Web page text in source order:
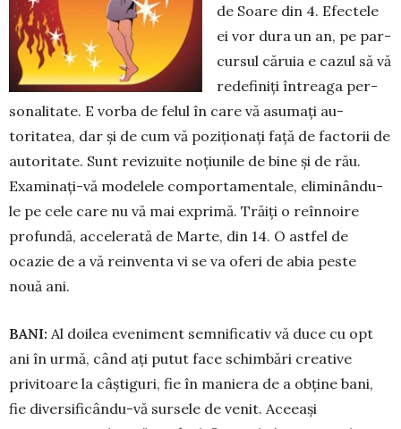
de Soare din 4. Efectele
ei vor dura un an, pe par­
cursul căruia e cazul să vă
redefiniți întreaga per­
sonalitate. E vorba de felul în care vă asumați au­
toritatea, dar și de cum vă poziționați față de factorii de
autoritate. Sunt revizuite noțiunile de bine și de rău.
Examinați-vă modelele comporta­mentale, eliminându-
le pe cele care nu vă mai exprimă. Trăiți o reînnoire
profundă, accelerată de Marte, din 14. O astfel de
ocazie de a vă rein­venta vi se va oferi de abia peste
nouă ani.
BANI: Al doilea eveniment semnificativ vă duce cu opt
ani în urmă, când ați putut face schimbări creative
privitoare la câștiguri, fie în maniera de a obține bani,
fie diversificându-vă sursele de ve­nit. Aceeași